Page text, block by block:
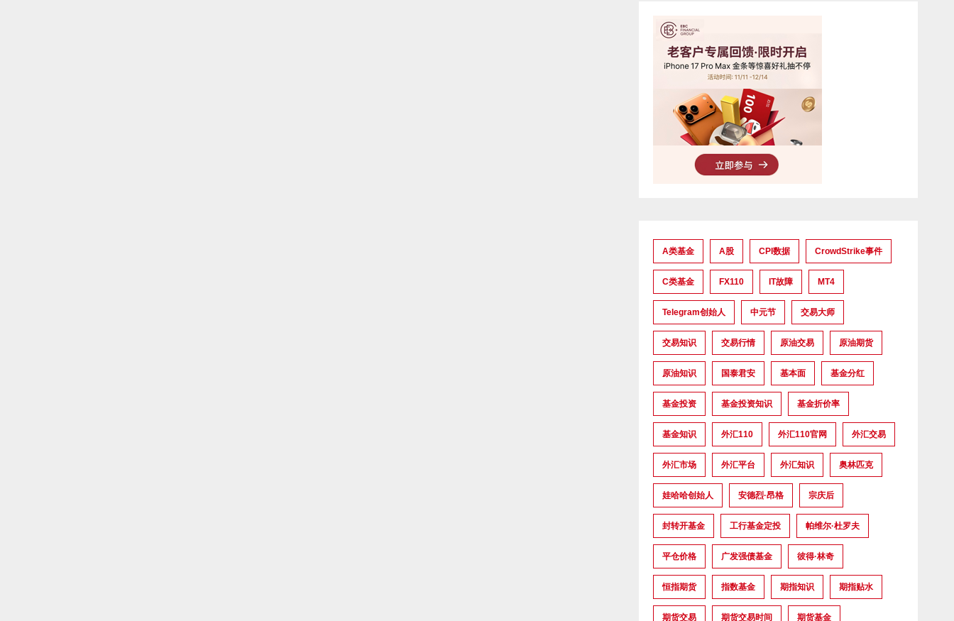
A类基金 A股 CPI数据 CrowdStrike事件
C类基金 FX110 IT故障 MT4
Telegram创始人 中元节 交易大师
交易知识 交易行情 原油交易 原油期货
原油知识 国泰君安 基本面 基金分红
基金投资 基金投资知识 基金折价率
基金知识 外汇110 外汇110官网 外汇交易
外汇市场 外汇平台 外汇知识 奥林匹克
娃哈哈创始人 安德烈·昂格 宗庆后
封转开基金 工行基金定投 帕维尔·杜罗夫
平仓价格 广发强债基金 彼得·林奇
恒指期货 指数基金 期指知识 期指贴水
期货交易 期货交易时间 期货基金